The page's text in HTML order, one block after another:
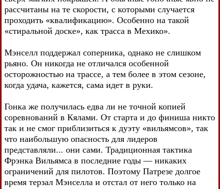
рассчитаны на те скорости, с которыми случается
проходить «квалификацию». Особенно на такой
«стиральной доске», как трасса в Мехико».
Мэнселл поддержал соперника, однако не слишком
рьяно. Он никогда не отличался особенной
осторожностью на трассе, а тем более в этом сезоне,
когда удача, кажется, сама идет в руки.
Гонка же получилась едва ли не точной копией
соревнований в Кялами. От старта и до финиша никто
так и не смог приблизиться к дуэту «вильямсов», так
что наибольшую опасность для лидеров
представляли... они сами. Традиционная тактика
Фрэнка Вильямса в последние годы — никаких
ограничений для пилотов. Поэтому Патрезе долгое
время терзал Мэнселла и отстал от него только на